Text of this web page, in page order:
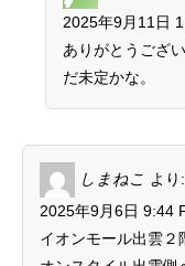
2025年9月11日
ありがとうござ
だ未定かな。
しまねこ より:
2025年9月6日 9:44
イオンモール出雲２